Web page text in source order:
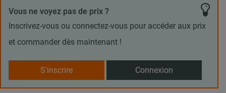
Vous ne voyez pas de prix ?
Inscrivez-vous ou connectez-vous pour accéder aux prix
et commander dès maintenant !
S'inscrire Connexion